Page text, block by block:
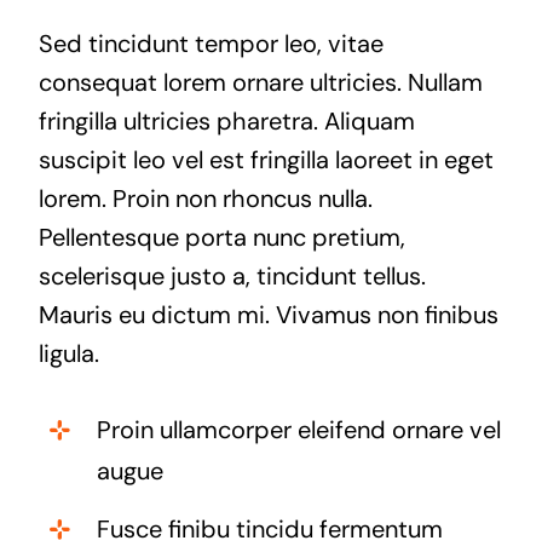
Sed tincidunt tempor leo, vitae
consequat lorem ornare ultricies. Nullam
fringilla ultricies pharetra. Aliquam
suscipit leo vel est fringilla laoreet in eget
lorem. Proin non rhoncus nulla.
Pellentesque porta nunc pretium,
scelerisque justo a, tincidunt tellus.
Mauris eu dictum mi. Vivamus non finibus
ligula.
Proin ullamcorper eleifend ornare vel
augue
Fusce finibu tincidu fermentum